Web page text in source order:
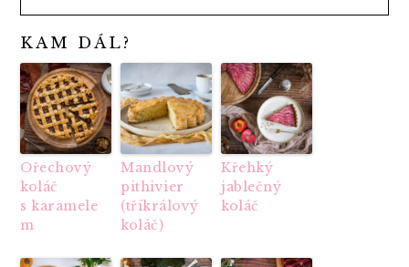
KAM DÁL?
Ořechový
koláč
s karamele
m
Mandlový
pithivier
(tříkrálový
koláč)
Křehký
jablečný
koláč